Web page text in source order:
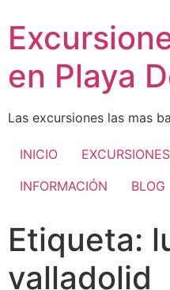
en Playa
Las excursiones las mas
INICIO EXCURSIONES
INFORMACIÓN
BLOG
Etiqueta:
valladolid